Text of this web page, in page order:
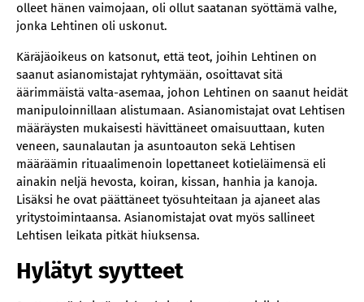
olleet hänen vaimojaan, oli ollut saatanan syöttämä valhe,
jonka Lehtinen oli uskonut.
Käräjäoikeus on katsonut, että teot, joihin Lehtinen on
saanut asianomistajat ryhtymään, osoittavat sitä
äärimmäistä valta-asemaa, johon Lehtinen on saanut heidät
manipuloinnillaan alistumaan. Asianomistajat ovat Lehtisen
määräysten mukaisesti hävittäneet omaisuuttaan, kuten
veneen, saunalautan ja asuntoauton sekä Lehtisen
määräämin rituaalimenoin lopettaneet kotieläimensä eli
ainakin neljä hevosta, koiran, kissan, hanhia ja kanoja.
Lisäksi he ovat päättäneet työsuhteitaan ja ajaneet alas
yritystoimintaansa. Asianomistajat ovat myös sallineet
Lehtisen leikata pitkät hiuksensa.
Hylätyt syytteet